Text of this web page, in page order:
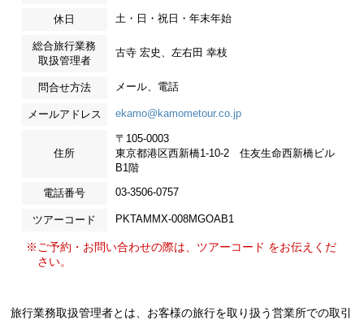
休日 土・日・祝日・年末年始
総合旅行業務
取扱管理者
古寺 宏史、左右田 幸枝
問合せ方法 メール、電話
メールアドレス ekamo@kamometour.co.jp
住所
〒105-0003
東京都港区西新橋1-10-2 住友生命西新橋ビル
B1階
電話番号 03-3506-0757
ツアーコード PKTAMMX-008MGOAB1
※ご予約・お問い合わせの際は、ツアーコード をお伝えくだ
さい。
旅行業務取扱管理者とは、お客様の旅行を取り扱う営業所での取引